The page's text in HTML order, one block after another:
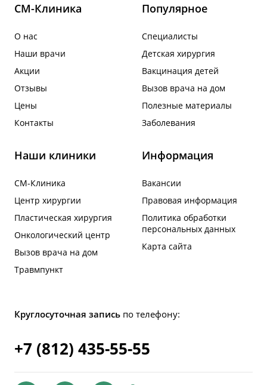
СМ-Клиника
О нас
Наши врачи
Акции
Отзывы
Цены
Контакты
Популярное
Специалисты
Детская хирургия
Вакцинация детей
Вызов врача на дом
Полезные материалы
Заболевания
Наши клиники
СМ-Клиника
Центр хирургии
Пластическая хирургия
Онкологический центр
Вызов врача на дом
Травмпункт
Информация
Вакансии
Правовая информация
Политика обработки
персональных данных
Карта сайта
Круглосуточная запись по телефону:
+7 (812) 435-55-55